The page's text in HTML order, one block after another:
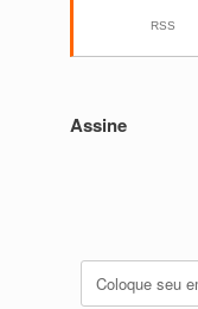
RSS
Assine